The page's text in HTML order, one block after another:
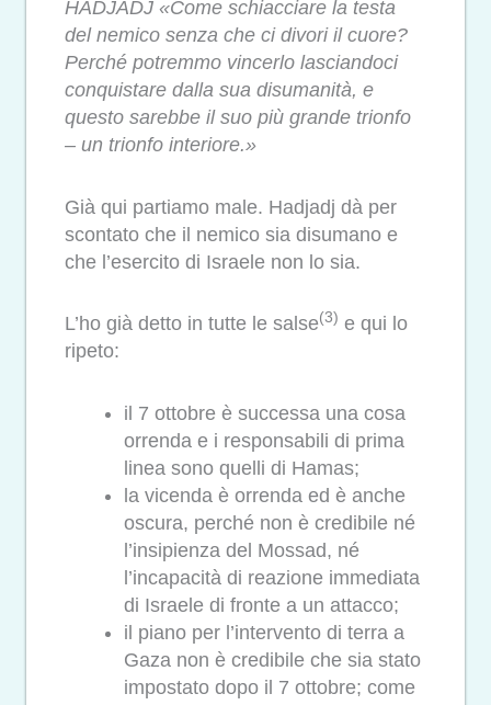
HADJADJ «Come schiacciare la testa
del nemico senza che ci divori il cuore?
Perché potremmo vincerlo lasciandoci
conquistare dalla sua disumanità, e
questo sarebbe il suo più grande trionfo
– un trionfo interiore.»
Già qui partiamo male. Hadjadj dà per
scontato che il nemico sia disumano e
che l’esercito di Israele non lo sia.
L’ho già detto in tutte le salse(3) e qui lo
ripeto:
il 7 ottobre è successa una cosa
orrenda e i responsabili di prima
linea sono quelli di Hamas;
la vicenda è orrenda ed è anche
oscura, perché non è credibile né
l’insipienza del Mossad, né
l’incapacità di reazione immediata
di Israele di fronte a un attacco;
il piano per l’intervento di terra a
Gaza non è credibile che sia stato
impostato dopo il 7 ottobre; come